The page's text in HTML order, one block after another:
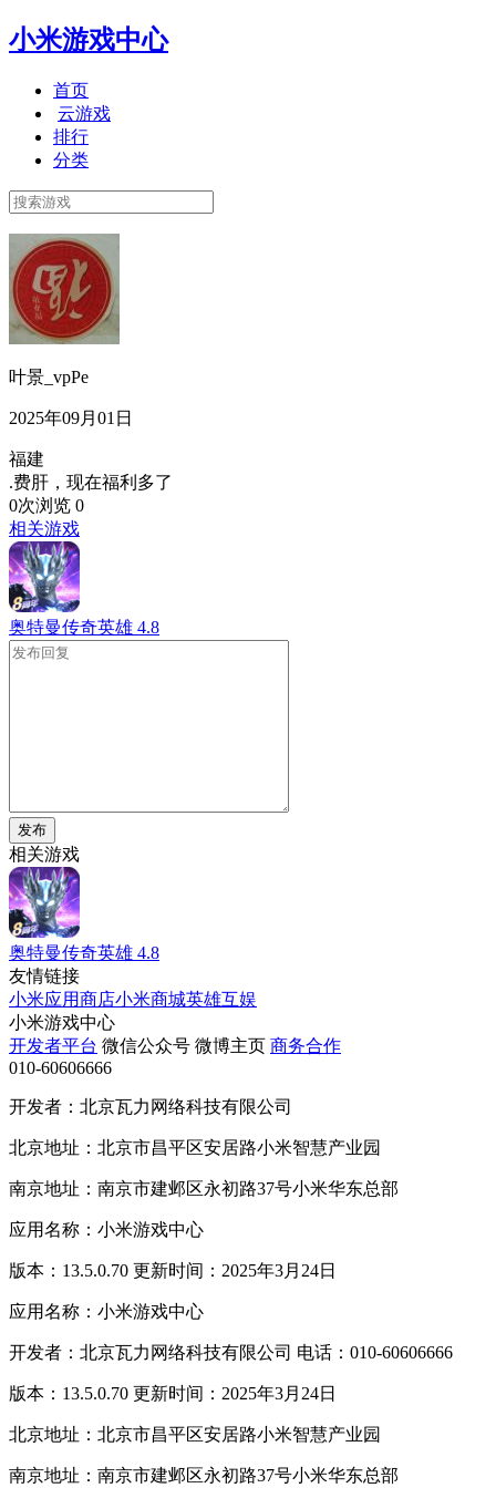
小米游戏中心
首页
云游戏
排行
分类
叶景_vpPe
2025年09月01日
福建
.费肝，现在福利多了
0次浏览 0
相关游戏
奥特曼传奇英雄 4.8
发布
相关游戏
奥特曼传奇英雄 4.8
友情链接
小米应用商店小米商城英雄互娱
小米游戏中心
开发者平台 微信公众号 微博主页 商务合作
010-60606666
开发者：北京瓦力网络科技有限公司
北京地址：北京市昌平区安居路小米智慧产业园
南京地址：南京市建邺区永初路37号小米华东总部
应用名称：小米游戏中心
版本：13.5.0.70 更新时间：2025年3月24日
应用名称：小米游戏中心
开发者：北京瓦力网络科技有限公司 电话：010-60606666
版本：13.5.0.70 更新时间：2025年3月24日
北京地址：北京市昌平区安居路小米智慧产业园
南京地址：南京市建邺区永初路37号小米华东总部